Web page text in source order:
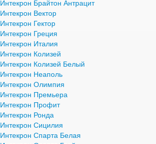
Интекрон Брайтон Антрацит
Интекрон Вектор
Интекрон Гектор
Интекрон Греция
Интекрон Италия
Интекрон Колизей
Интекрон Колизей Белый
Интекрон Неаполь
Интекрон Олимпия
Интекрон Премьера
Интекрон Профит
Интекрон Ронда
Интекрон Сицилия
Интекрон Спарта Белая